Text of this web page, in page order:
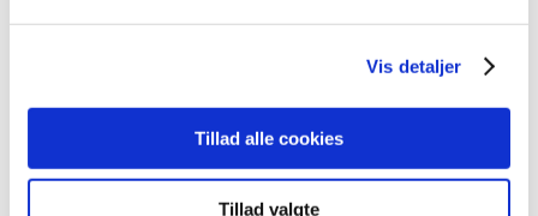
Vis detaljer
Tillad alle cookies
Tillad valgte
Krav til fabrikanter om notifikation ved afbrydelse eller
forsyningsophør af medicinsk udstyr er trådt i kraft Fra